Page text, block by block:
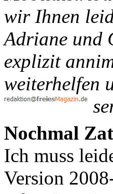
wir Ihnen
Adriane und
explizit
weiterhelfen
Nochmal
Ich muss
Version